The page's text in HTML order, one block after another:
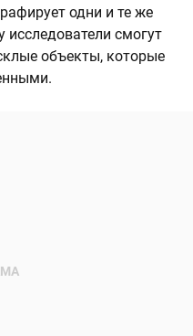
одни и те же
исследователи смогут
объекты, которые